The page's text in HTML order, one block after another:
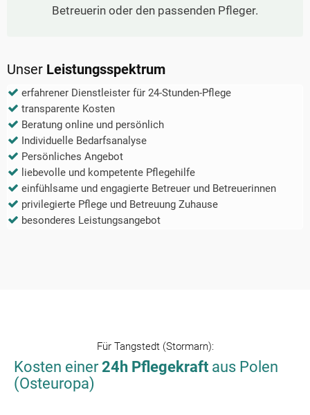
Betreuerin oder den passenden Pfleger.
Unser Leistungsspektrum
erfahrener Dienstleister für 24-Stunden-Pflege
transparente Kosten
Beratung online und persönlich
Individuelle Bedarfsanalyse
Persönliches Angebot
liebevolle und kompetente Pflegehilfe
einfühlsame und engagierte Betreuer und Betreuerinnen
privilegierte Pflege und Betreuung Zuhause
besonderes Leistungsangebot
Für Tangstedt (Stormarn):
Kosten einer24h Pflegekraft aus Polen
(Osteuropa)